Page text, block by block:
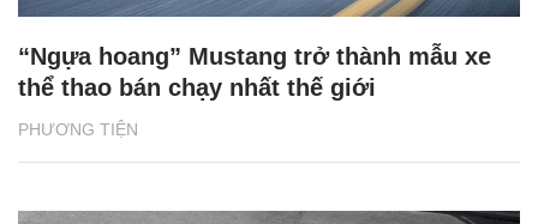
PHƯƠNG TIỆN
“Ngựa hoang” Mustang trở thành mẫu xe
thể thao bán chạy nhất thế giới